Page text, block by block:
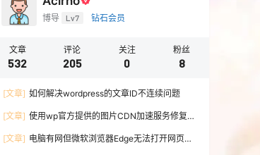
博导 Lv7 钻石会员
文章
532
评论
205
关注
0
粉丝
8
[文章] 如何解决wordpress的文章ID不连续问题
[文章] 使用wp官方提供的图片CDN加速服务修复微
[文章] 电脑有网但微软浏览器Edge无法打开网页的